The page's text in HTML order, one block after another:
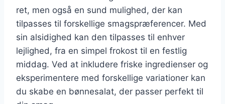
ret, men også en sund mulighed, der kan
tilpasses til forskellige smagspræferencer. Med
sin alsidighed kan den tilpasses til enhver
lejlighed, fra en simpel frokost til en festlig
middag. Ved at inkludere friske ingredienser og
eksperimentere med forskellige variationer kan
du skabe en bønnesalat, der passer perfekt til